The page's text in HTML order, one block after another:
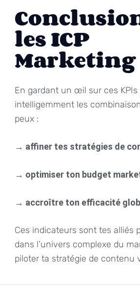
les ICP
Marketing
En gardant un œil sur ces
intelligemment les
peux :
→ affiner tes stratégies de
→ optimiser ton budget
→ accroître ton efficacité
Ces indicateurs sont tes alliés
dans l’univers complexe du
piloter ta stratégie de contenu